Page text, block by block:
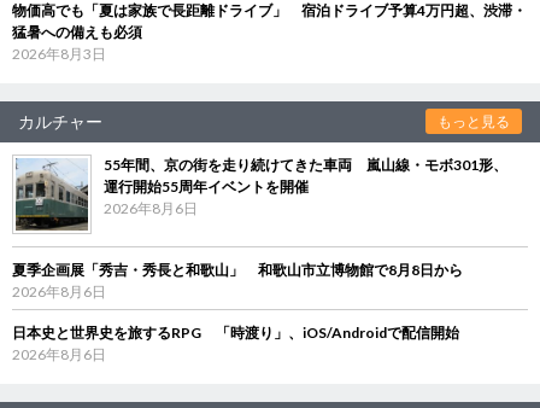
物価高でも「夏は家族で長距離ドライブ」 宿泊ドライブ予算4万円超、渋滞・
猛暑への備えも必須
2026年8月3日
カルチャー もっと見る
55年間、京の街を走り続けてきた車両 嵐山線・モボ301形、
運行開始55周年イベントを開催
2026年8月6日
夏季企画展「秀吉・秀長と和歌山」 和歌山市立博物館で8月8日から
2026年8月6日
日本史と世界史を旅するRPG 「時渡り」、iOS/Androidで配信開始
2026年8月6日